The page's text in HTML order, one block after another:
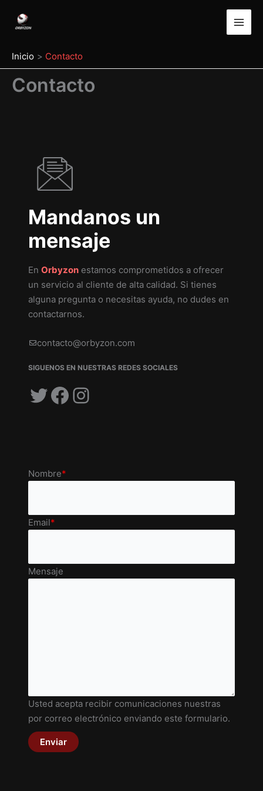
Inicio
Contacto
Contacto
Mandanos un
mensaje
En Orbyzon estamos comprometidos a ofrecer
un servicio al cliente de alta calidad. Si tienes
alguna pregunta o necesitas ayuda, no dudes en
contactarnos.
contacto@orbyzon.com
SIGUENOS EN NUESTRAS REDES SOCIALES
Twitter
Facebook
Instagram
Nombre*
Email*
Mensaje
Usted acepta recibir comunicaciones nuestras
por correo electrónico enviando este formulario.
Enviar